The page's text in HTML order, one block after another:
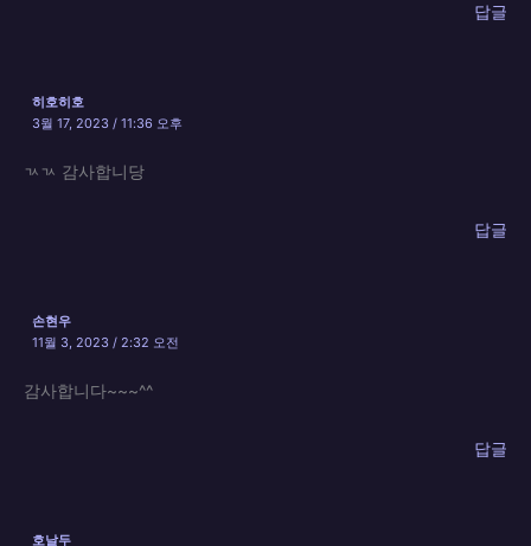
답글
히호히호
3월 17, 2023 / 11:36 오후
ㄳㄳ 감사합니당
답글
손현우
11월 3, 2023 / 2:32 오전
감사합니다~~~^^
답글
호날두